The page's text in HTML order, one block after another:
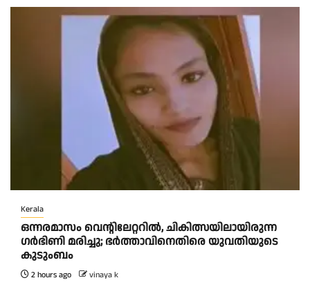
Kerala
ഒന്നരമാസം വെന്റിലേറ്ററിൽ, ചികിത്സയിലായിരുന്ന
ഗർഭിണി മരിച്ചു; ഭർത്താവിനെതിരെ യുവതിയുടെ
കുടുംബം
2 hours ago vinaya k